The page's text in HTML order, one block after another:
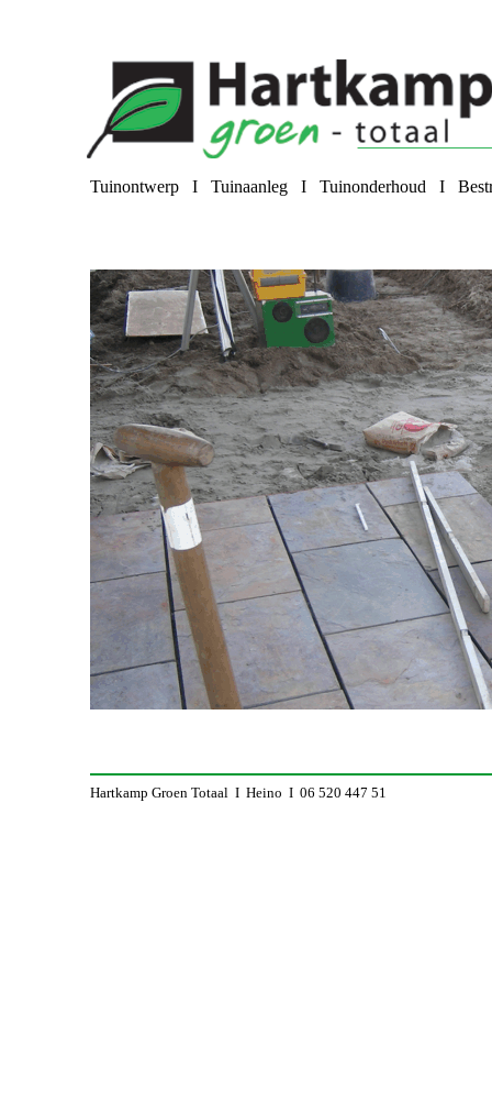
Tuinontwerp I Tuinaanleg I Tuinonderhoud I
Hartkamp Groen Totaal I Heino I 06 520 447 51